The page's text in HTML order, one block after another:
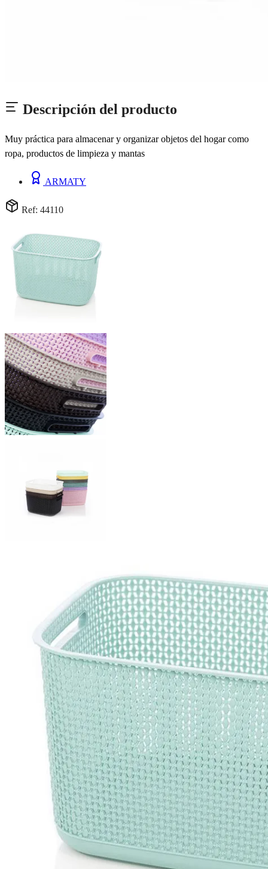
Descripción del producto
Muy práctica para almacenar y organizar objetos del hogar como
ropa, productos de limpieza y mantas
ARMATY
Ref: 44110